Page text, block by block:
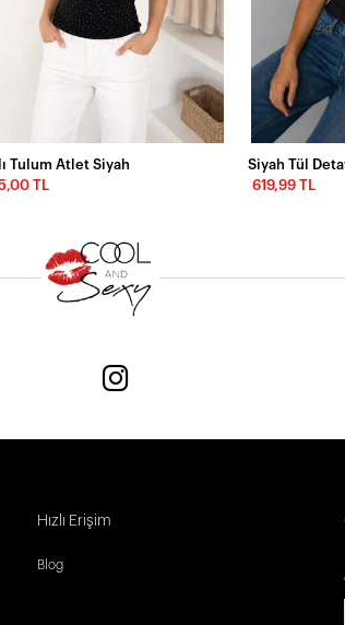
Tulum Atlet Siyah
TL
619,99 TL
Hızlı Erişim
Blog